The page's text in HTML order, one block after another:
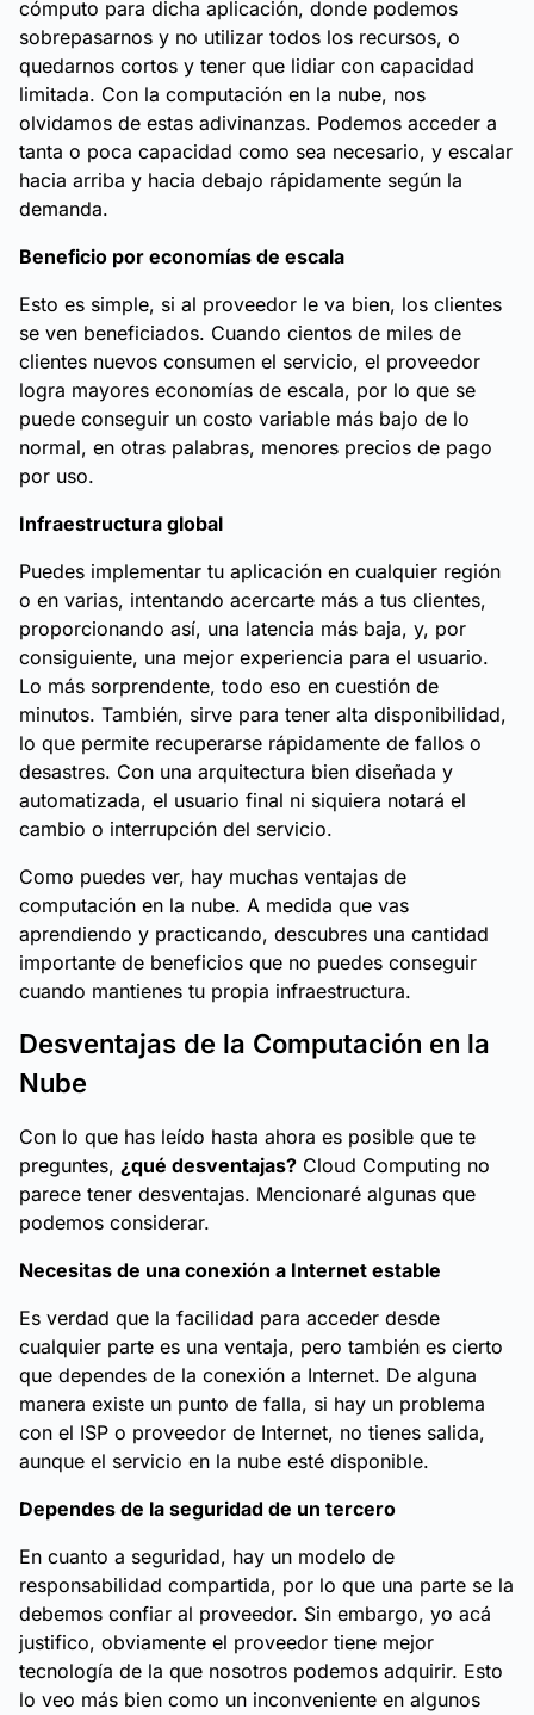
cómputo para dicha aplicación, donde podemos
sobrepasarnos y no utilizar todos los recursos, o
quedarnos cortos y tener que lidiar con capacidad
limitada. Con la computación en la nube, nos
olvidamos de estas adivinanzas. Podemos acceder a
tanta o poca capacidad como sea necesario, y escalar
hacia arriba y hacia debajo rápidamente según la
demanda.
Beneficio por economías de escala
Esto es simple, si al proveedor le va bien, los clientes
se ven beneficiados. Cuando cientos de miles de
clientes nuevos consumen el servicio, el proveedor
logra mayores economías de escala, por lo que se
puede conseguir un costo variable más bajo de lo
normal, en otras palabras, menores precios de pago
por uso.
Infraestructura global
Puedes implementar tu aplicación en cualquier región
o en varias, intentando acercarte más a tus clientes,
proporcionando así, una latencia más baja, y, por
consiguiente, una mejor experiencia para el usuario.
Lo más sorprendente, todo eso en cuestión de
minutos. También, sirve para tener alta disponibilidad,
lo que permite recuperarse rápidamente de fallos o
desastres. Con una arquitectura bien diseñada y
automatizada, el usuario final ni siquiera notará el
cambio o interrupción del servicio.
Como puedes ver, hay muchas ventajas de
computación en la nube. A medida que vas
aprendiendo y practicando, descubres una cantidad
importante de beneficios que no puedes conseguir
cuando mantienes tu propia infraestructura.
Desventajas de la Computación en la
Nube
Con lo que has leído hasta ahora es posible que te
preguntes, ¿qué desventajas? Cloud Computing no
parece tener desventajas. Mencionaré algunas que
podemos considerar.
Necesitas de una conexión a Internet estable
Es verdad que la facilidad para acceder desde
cualquier parte es una ventaja, pero también es cierto
que dependes de la conexión a Internet. De alguna
manera existe un punto de falla, si hay un problema
con el ISP o proveedor de Internet, no tienes salida,
aunque el servicio en la nube esté disponible.
Dependes de la seguridad de un tercero
En cuanto a seguridad, hay un modelo de
responsabilidad compartida, por lo que una parte se la
debemos confiar al proveedor. Sin embargo, yo acá
justifico, obviamente el proveedor tiene mejor
tecnología de la que nosotros podemos adquirir. Esto
lo veo más bien como un inconveniente en algunos